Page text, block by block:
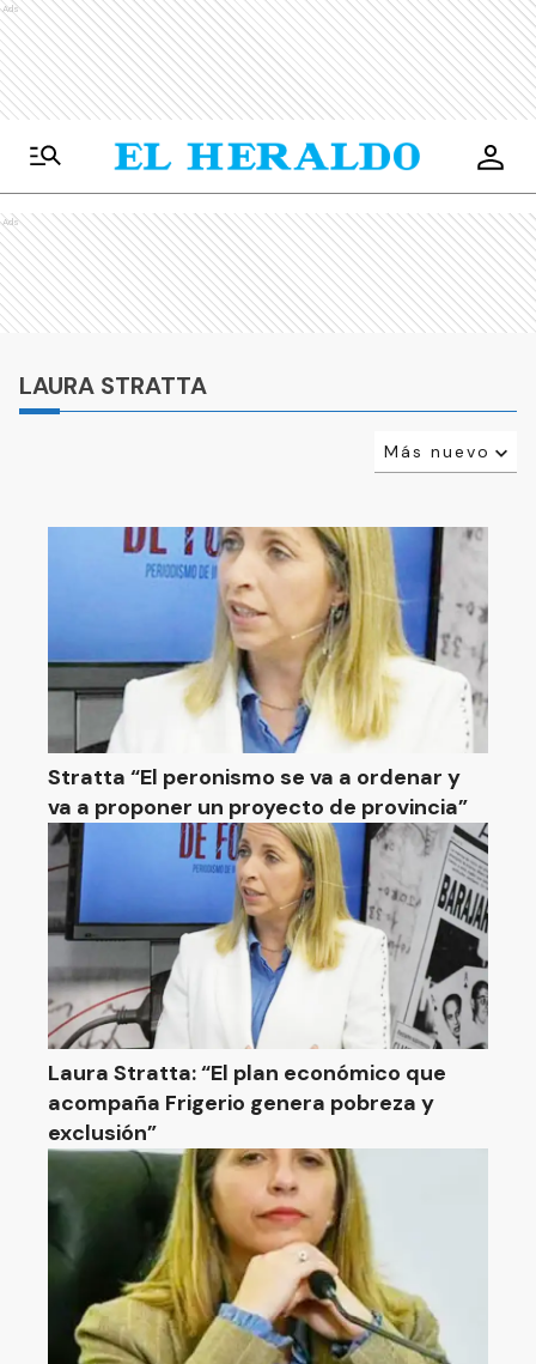
Ads
Ads
LAURA STRATTA
Más nuevo
Stratta “El peronismo se va a ordenar y
va a proponer un proyecto de provincia”
Laura Stratta: “El plan económico que
acompaña Frigerio genera pobreza y
exclusión”